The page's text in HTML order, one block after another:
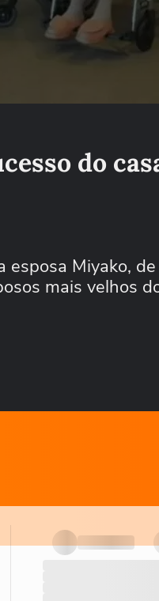
do
esposa Miyako,
mais velhos